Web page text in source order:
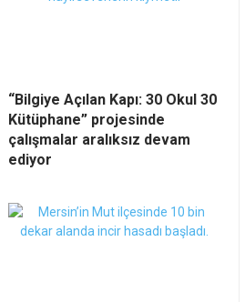
“Bilgiye Açılan Kapı: 30 Okul 30
Kütüphane” projesinde
çalışmalar aralıksız devam
ediyor